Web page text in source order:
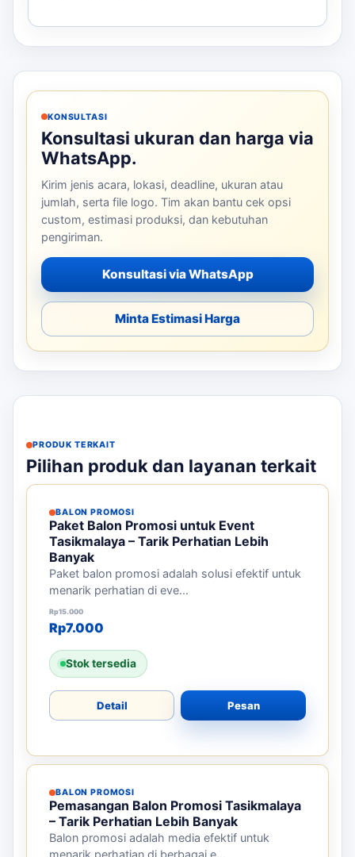
KONSULTASI
Konsultasi ukuran dan harga via
WhatsApp.
Kirim jenis acara, lokasi, deadline, ukuran atau
jumlah, serta file logo. Tim akan bantu cek opsi
custom, estimasi produksi, dan kebutuhan
pengiriman.
Konsultasi via WhatsApp
Minta Estimasi Harga
PRODUK TERKAIT
Pilihan produk dan layanan terkait
BALON PROMOSI
Paket Balon Promosi untuk Event
Tasikmalaya – Tarik Perhatian Lebih
Banyak
Paket balon promosi adalah solusi efektif untuk
menarik perhatian di eve...
Rp15.000
Harga aslinya adalah: Rp15.000.
Rp7.000
Harga saat ini adalah: Rp7.000.
Stok tersedia
Detail Pesan
BALON PROMOSI
Pemasangan Balon Promosi Tasikmalaya
– Tarik Perhatian Lebih Banyak
Balon promosi adalah media efektif untuk
menarik perhatian di berbagai e...